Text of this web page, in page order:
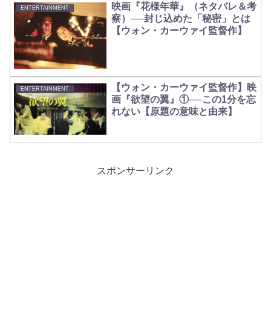
ENTERTAINMENT
映画『花様年華』（ネタバレ＆考
察）──封じ込めた「秘密」とは
【ウォン・カーウァイ監督作】
ENTERTAINMENT
【ウォン・カーウァイ監督作】映
画『欲望の翼』①──この1分を忘
れない【原題の意味と由来】
スポンサーリンク